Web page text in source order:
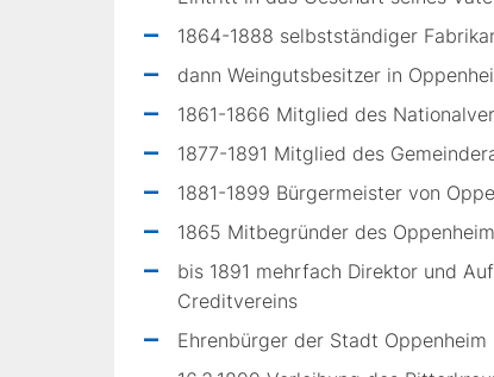
1864-1888 selbstständiger
dann Weingutsbesitzer in
1861-1866 Mitglied des
1877-1891 Mitglied des
1881-1899 Bürgermeister von
1865 Mitbegründer des
bis 1891 mehrfach Direktor und
Creditvereins
Ehrenbürger der Stadt Oppenheim